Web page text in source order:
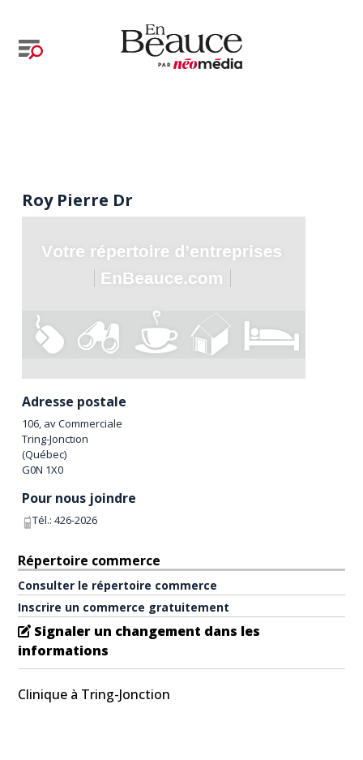
Roy Pierre Dr
Adresse postale
106, av Commerciale
Tring-Jonction
(Québec)
G0N 1X0
Pour nous joindre
Tél.:426-2026
Répertoire commerce
Consulter le répertoire commerce
Inscrire un commerce gratuitement
Signaler un changement dans les
informations
Clinique à Tring-Jonction